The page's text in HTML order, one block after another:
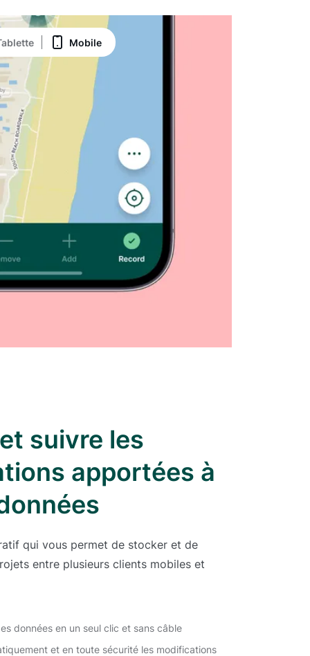
Mobile
suivre les
apportées à
qui vous permet de stocker et de
entre plusieurs clients mobiles et
données en un seul clic et sans câble
et en toute sécurité les modifications